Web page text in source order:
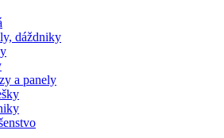
dáždniky
a panely